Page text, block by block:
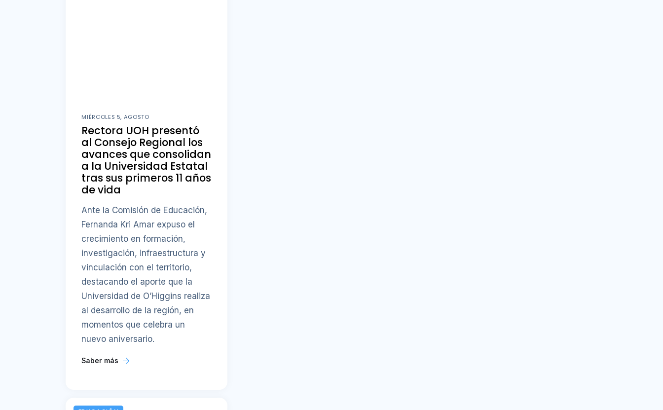
MIÉRCOLES 5, AGOSTO
Rectora UOH presentó
al Consejo Regional los
avances que consolidan
a la Universidad Estatal
tras sus primeros 11 años
de vida
Ante la Comisión de Educación,
Fernanda Kri Amar expuso el
crecimiento en formación,
investigación, infraestructura y
vinculación con el territorio,
destacando el aporte que la
Universidad de O’Higgins realiza
al desarrollo de la región, en
momentos que celebra un
nuevo aniversario.
Saber más